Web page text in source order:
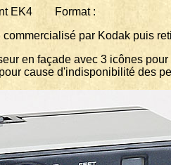
Format :
par Kodak puis
en façade avec 3 icônes
cause d'indisponibilité des